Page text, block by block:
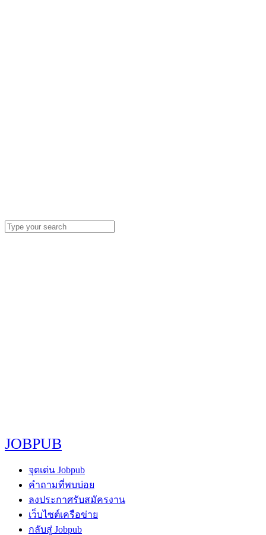
JOBPUB
จุดเด่น Jobpub
คำถามที่พบบ่อย
ลงประกาศรับสมัครงาน
เว็บไซต์เครือข่าย
กลับสู่ Jobpub